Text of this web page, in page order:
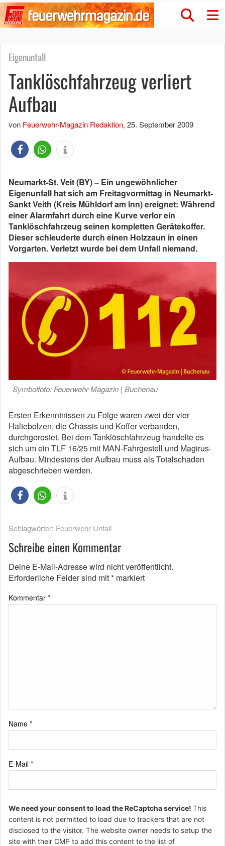
Eigenunfall
Tanklöschfahrzeug verliert
Aufbau
von Feuerwehr-Magazin Redaktion, 25. September 2009
Neumarkt-St. Veit (BY) – Ein ungewöhnlicher
Eigenunfall hat sich am Freitagvormittag in Neumarkt-
Sankt Veith (Kreis Mühldorf am Inn) ereignet: Während
einer Alarmfahrt durch eine Kurve verlor ein
Tanklöschfahrzeug seinen kompletten Gerätekoffer.
Dieser schleuderte durch einen Holzzaun in einen
Vorgarten. Verletzt wurde bei dem Unfall niemand.
Symbolfoto: Feuerwehr-Magazin | Buchenau
Ersten Erkenntnissen zu Folge waren zwei der vier
Haltebolzen, die Chassis und Koffer verbanden,
durchgerostet. Bei dem Tanklöschfahrzeug handelte es
sich um ein TLF 16/25 mit MAN-Fahrgestell und Magirus-
Aufbau. Mindestens der Aufbau muss als Totalschaden
abgeschrieben werden.
Schlagwörter: Feuerwehr Unfall
Schreibe einen Kommentar
Deine E-Mail-Adresse wird nicht veröffentlicht.
Erforderliche Felder sind mit* markiert
Kommentar *
Name *
E-Mail *
We need your consent to load the ReCaptcha service! This
content is not permitted to load due to trackers that are not
disclosed to the visitor. The website owner needs to setup the
site with their CMP to add this content to the list of